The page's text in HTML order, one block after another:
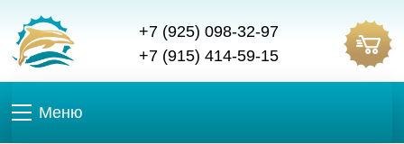
+7 (925) 098-32-97
+7 (915) 414-59-15
Меню